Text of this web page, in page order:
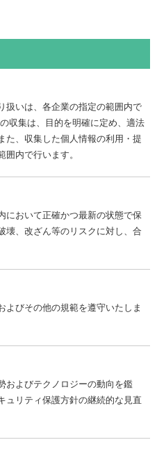
扱いは、各企業の指定の範囲内で
収集は、目的を明確に定め、適法
た、収集した個人情報の利用・提
内で行います。
において正確かつ最新の状態で保
壊、改ざん等のリスクに対し、合
よびその他の規範を遵守いたしま
およびテクノロジーの動向を鑑
ュリティ保護方針の継続的な見直